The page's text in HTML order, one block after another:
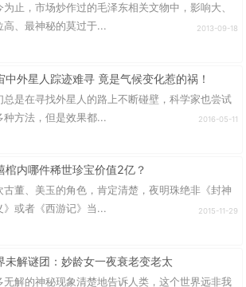
为止，市场炒作过的毛泽东相关文物中，影响大、
高、最神秘的莫过于...
2013-09-18
中外星人踪迹难寻 竟是气候变化惹的祸！
总是在寻找外星人的路上不断碰壁，科学家也尝试
种方法，但是效果都...
2016-05-11
棺内哪件稀世珍宝价值2亿？
古董、美玉的角色，肯定清楚，夜明珠绝非《封神
》或者《西游记》当...
2015-11-29
未解谜团：妙龄女一夜衰老变老太
无解的神秘现象清楚地告诉人类，这个世界远非我